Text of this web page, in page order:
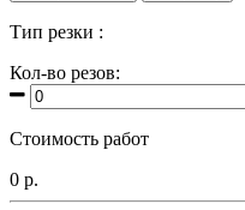
Тип резки :
Кол-во резов:
Стоимость работ
0 р.